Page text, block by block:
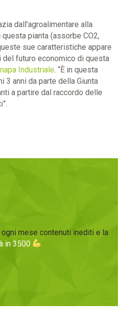
dall’agroalimentare alla
pianta (assorbe CO2,
sue caratteristiche appare
futuro economico di questa
Industriale. “È in questa
anni da parte della Giunta
a partire dal raccordo delle
mese contenuti inediti e la
in 3500